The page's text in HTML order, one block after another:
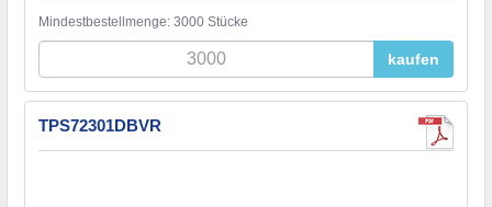
Mindestbestellmenge: 3000 Stücke
kaufen
TPS72301DBVR